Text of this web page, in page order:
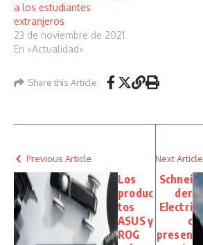
a los estudiantes
extranjeros
23 de noviembre de 2021
En «Actualidad»
Share this Article
Previous Article
Los
produc
tos
ASUS y
ROG
Next Article
Schnei
der
Electri
c
presen